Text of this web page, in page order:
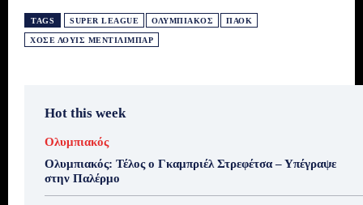
TAGS SUPER LEAGUE ΟΛΥΜΠΙΑΚΌΣ ΠΑΟΚ
ΧΟΣΈ ΛΟΥΊΣ ΜΕΝΤΙΛΊΜΠΑΡ
Hot this week
Ολυμπιακός
Ολυμπιακός: Τέλος ο Γκαμπριέλ Στρεφέτσα – Υπέγραψε
στην Παλέρμο